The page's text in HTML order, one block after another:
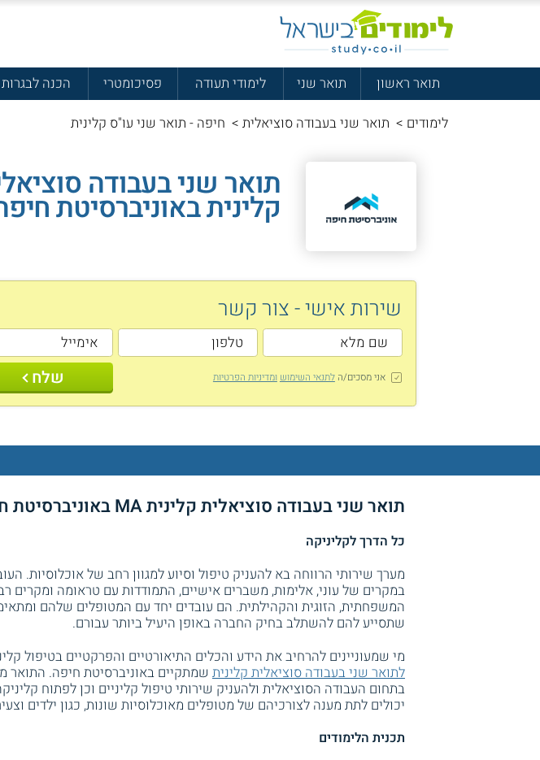
תואר ראשון תואר שני לימודי תעודה פסיכומטרי הכנה לבגרות
לימודים > תואר שני בעבודה סוציאלית > חיפה - תואר שני עו"ס קלינית
תואר שני בעבודה
קלינית באוניברסיטת
שירות אישי - צור קשר
אני מסכים/הלתנאי השימוש ומדיניות הפרטיות שלח
תואר שני בעבודה סוציאלית קלינית MA באוניברסיטת חיפה
כל הדרך לקליניקה
מערך שירותי הרווחה בא להעניק טיפול וסיוע למגוון רחב של אוכלוסיות.
במקרים של עוני, אלימות, משברים אישיים, התמודדות עם טראומה ומקרים
המשפחתית, הזוגית והקהילתית. הם עובדים יחד עם המטופלים שלהם
שתסייע להם להשתלב בחיק החברה באופן היעיל ביותר עבורם.
מי שמעוניינים להרחיב את הידע והכלים התיאורטיים והפרקטיים בטיפול
לתואר שני בעבודה סוציאלית קלינית שמתקיים באוניברסיטת חיפה. התואר
בתחום העבודה הסוציאלית ולהעניק שירותי טיפול קליניים וכן לפתוח
יכולים לתת מענה לצורכיהם של מטופלים מאוכלוסיות שונות, כגון ילדים
תכנית הלימודים